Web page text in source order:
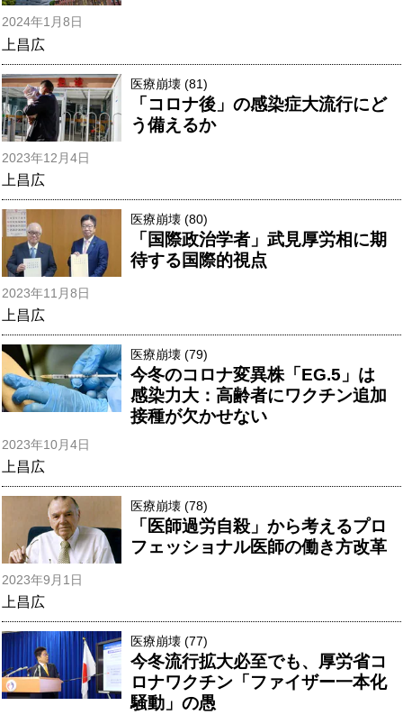
2024年1月8日
上昌広
医療崩壊 (81)
「コロナ後」の感染症大流行にど
う備えるか
2023年12月4日
上昌広
医療崩壊 (80)
「国際政治学者」武見厚労相に期
待する国際的視点
2023年11月8日
上昌広
医療崩壊 (79)
今冬のコロナ変異株「EG.5」は
感染力大：高齢者にワクチン追加
接種が欠かせない
2023年10月4日
上昌広
医療崩壊 (78)
「医師過労自殺」から考えるプロ
フェッショナル医師の働き方改革
2023年9月1日
上昌広
医療崩壊 (77)
今冬流行拡大必至でも、厚労省コ
ロナワクチン「ファイザー一本化
騒動」の愚